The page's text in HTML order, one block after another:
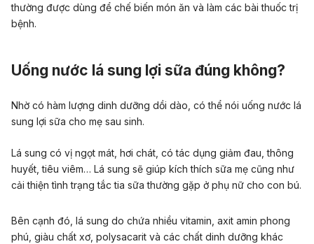
thường được dùng để chế biến món ăn và làm các bài thuốc trị
bệnh.
Uống nước lá sung lợi sữa đúng không?
Nhờ có hàm lượng dinh dưỡng dồi dào, có thể nói uống nước lá
sung lợi sữa cho mẹ sau sinh.
Lá sung có vị ngọt mát, hơi chát, có tác dụng giảm đau, thông
huyết, tiêu viêm… Lá sung sẽ giúp kích thích sữa mẹ cũng như
cải thiện tình trạngtắc tia sữa thường gặp ở phụ nữ cho con bú.
Bên cạnh đó, lá sung do chứa nhiều vitamin, axit amin phong
phú, giàu chất xơ, polysacarit và các chất dinh dưỡng khác